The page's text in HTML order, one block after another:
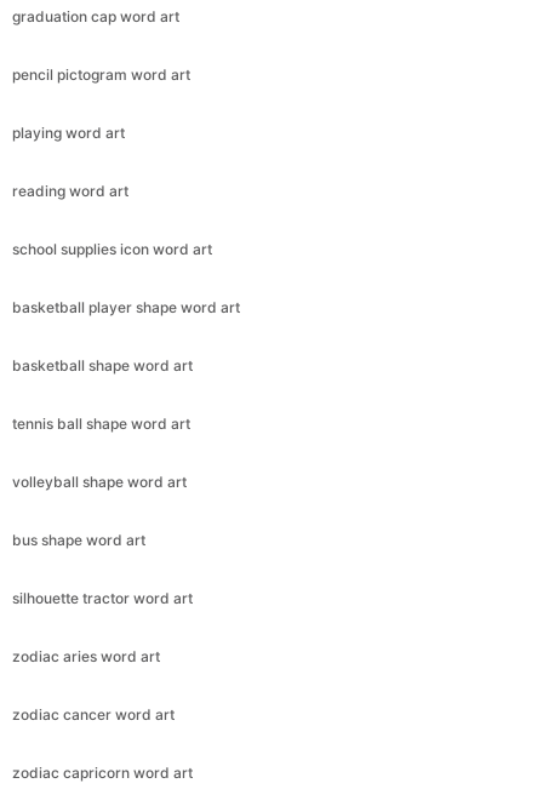
graduation cap word art
pencil pictogram word art
playing word art
reading word art
school supplies icon word art
basketball player shape word art
basketball shape word art
tennis ball shape word art
volleyball shape word art
bus shape word art
silhouette tractor word art
zodiac aries word art
zodiac cancer word art
zodiac capricorn word art